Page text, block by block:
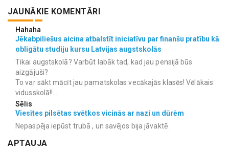
JAUNĀKIE KOMENTĀRI
Hahaha
Jēkabpiliešus aicina atbalstīt iniciatīvu par finanšu pratību kā
obligātu studiju kursu Latvijas augstskolās
Tikai augstskolā? Varbūt labāk tad, kad jau pensijā būs
aizgājuši?
To var sākt mācīt jau pamatskolas vecākajās klasēs! Vēlākais
vidusskolā!!...
Sēlis
Viesītes pilsētas svētkos vicinās ar nazi un dūrēm
Nepaspēja iepūst trubā , un savējos bija jāvaktē .
APTAUJA